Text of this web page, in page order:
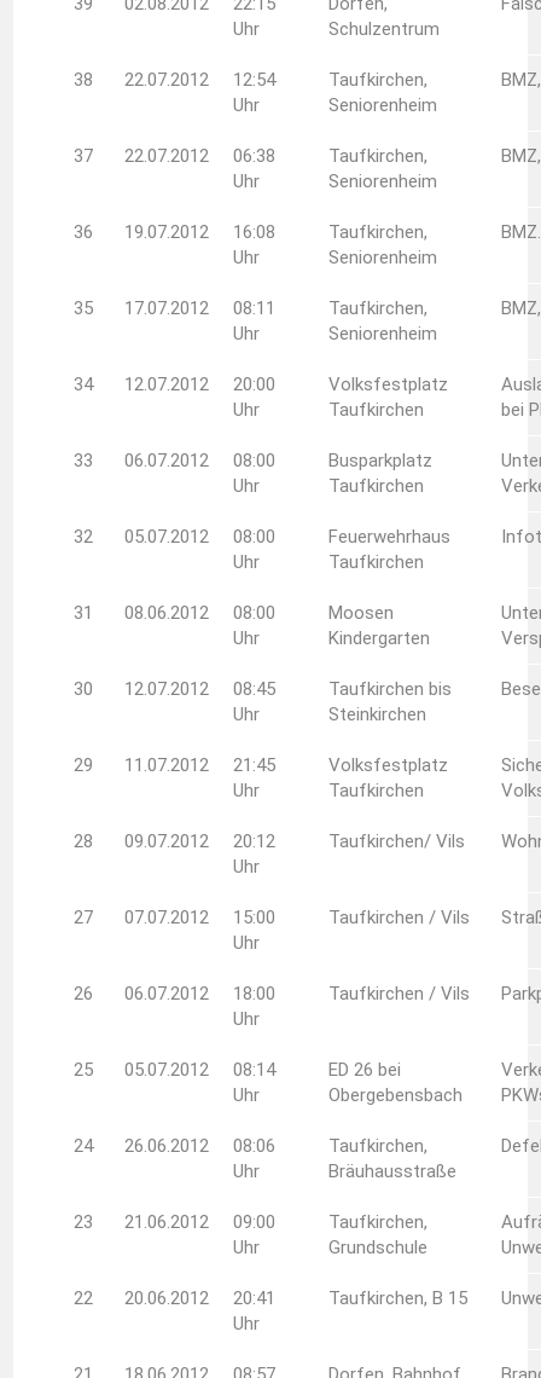
Uhr
Schulzentrum
38 22.07.2012
12:54
Uhr
Taufkirchen,
Seniorenheim
37 22.07.2012
06:38
Uhr
Taufkirchen,
Seniorenheim
36 19.07.2012
16:08
Uhr
Taufkirchen,
Seniorenheim
35 17.07.2012
08:11
Uhr
Taufkirchen,
Seniorenheim
34 12.07.2012
20:00
Uhr
Volksfestplatz
Taufkirchen
bei
33 06.07.2012
08:00
Uhr
Busparkplatz
Taufkirchen
32 05.07.2012
08:00
Uhr
Feuerwehrhaus
Taufkirchen
31 08.06.2012
08:00
Uhr
Moosen
Kindergarten
30 12.07.2012
08:45
Uhr
Taufkirchen bis
Steinkirchen
29 11.07.2012
21:45
Uhr
Volksfestplatz
Taufkirchen
28 09.07.2012
20:12
Uhr
Taufkirchen/ Vils
27 07.07.2012
15:00
Uhr
Taufkirchen / Vils
26 06.07.2012
18:00
Uhr
Taufkirchen / Vils
25 05.07.2012
08:14
Uhr
ED 26 bei
Obergebensbach
24 26.06.2012
08:06
Uhr
Taufkirchen,
Bräuhausstraße
23 21.06.2012
09:00
Uhr
Taufkirchen,
Grundschule
22 20.06.2012
20:41
Uhr
Taufkirchen, B 15